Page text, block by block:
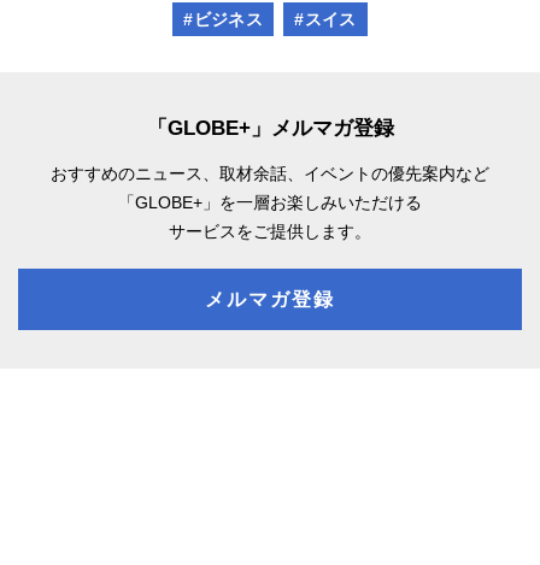
#ビジネス #スイス
「GLOBE+」メルマガ登録
おすすめのニュース、取材余話、 イベントの優先案内など
「GLOBE+」を一層お楽しみいただける
サービスをご提供します。
メルマガ登録